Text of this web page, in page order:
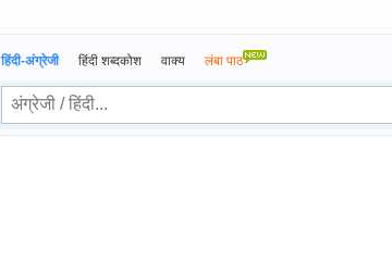
हिंदी-अंग्रेजी हिंदी शब्दकोश वाक्य लंबा पाठ